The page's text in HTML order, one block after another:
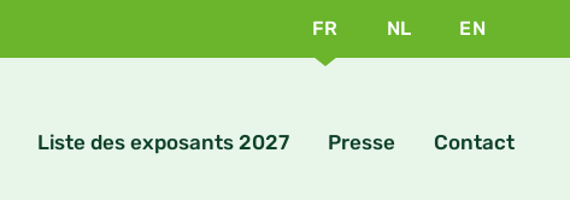
FR NL EN
Liste des exposants 2027 Presse Contact